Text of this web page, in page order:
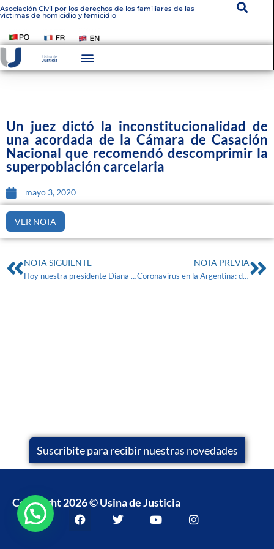
Asociación Civil por los derechos de los familiares de las
víctimas de homicidio y femicidio
Un juez dictó la inconstitucionalidad de
una acordada de la Cámara de Casación
Nacional que recomendó descomprimir la
superpoblación carcelaria
mayo 3, 2020
VER NOTA
NOTA SIGUIENTE
Hoy nuestra presidente Diana Cohen Agrest estuvo en TN contando acerca de la resolución favorable de nuestro amparo para declarar inconstitucional la Acordada que recomendaba liberar presos.
NOTA PREVIA
Coronavirus en la Argentina: declaran inconstitucional una acordada que recomienda disminuir la población carcelaria
Suscribite para recibir nuestras novedades
Copyright 2026 © Usina de Justicia